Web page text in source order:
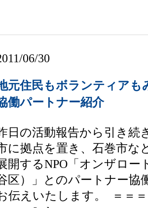
06/30
元住民もボランティア
働パートナー紹介
日の活動報告から引き続
に拠点を置き、石巻市な
開するNPO「オンザロー
区）」とのパートナー協
伝えいたします。 ＝＝